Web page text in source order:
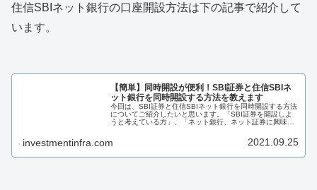
住信SBIネット銀行の口座開設方法は下の記事で紹介して
います。
【簡単】同時開設が便利！SBI証券と住信SBIネ
ット銀行を同時開設する方法を教えます
今回は、SBI証券と住信SBIネット銀行を同時開設する方法
についてご紹介したいと思います。「SBI証券を開設しよ
うと考えている方」、「ネット銀行、ネット証券に興味が
んな方々におすすめの内容となっています。
investmentinfra.com 2021.09.25